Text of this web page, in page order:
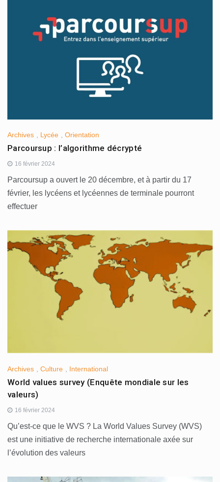
Archives , Lycée , Orientation
Parcoursup : l’algorithme décrypté
16 février 2024
Parcoursup a ouvert le 20 décembre, et à partir du 17
février, les lycéens et lycéennes de terminale pourront
effectuer
Archives Culture International
World values survey (Enquête mondiale sur les
valeurs)
16 février 2024
Qu’est-ce que le WVS ? La World Values Survey (WVS)
est une initiative de recherche internationale axée sur
l’évolution des valeurs